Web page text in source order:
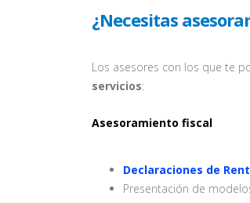
¿Necesitas
Los asesores con los que te
servicios:
Asesoramiento fiscal
Declaraciones de
Presentación de